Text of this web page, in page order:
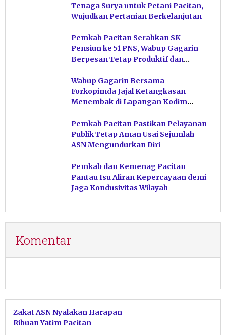
Tenaga Surya untuk Petani Pacitan,
Wujudkan Pertanian Berkelanjutan
Pemkab Pacitan Serahkan SK
Pensiun ke 51 PNS, Wabup Gagarin
Berpesan Tetap Produktif dan
Wabup Gagarin Bersama
Forkopimda Jajal Ketangkasan
Menembak di Lapangan Kodim
Pemkab Pacitan Pastikan Pelayanan
Publik Tetap Aman Usai Sejumlah
ASN Mengundurkan Diri
Pemkab dan Kemenag Pacitan
Pantau Isu Aliran Kepercayaan demi
Jaga Kondusivitas Wilayah
Komentar
Zakat ASN Nyalakan Harapan
Ribuan Yatim Pacitan